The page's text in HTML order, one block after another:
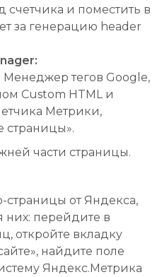
счетчика и поместить в
за генерацию header
Менеджер тегов Google,
Custom HTML и
Метрики,
страницы».
части страницы.
страницы от Яндекса,
них: перейдите в
откройте вкладку
найдите поле
Яндекс.Метрика